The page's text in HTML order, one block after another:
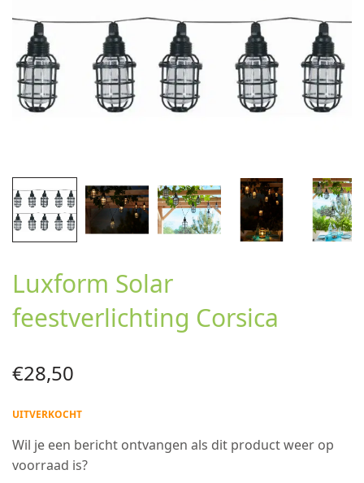
Luxform Solar
feestverlichting Corsica
€28,50
UITVERKOCHT
Wil je een bericht ontvangen als dit product weer op
voorraad is?